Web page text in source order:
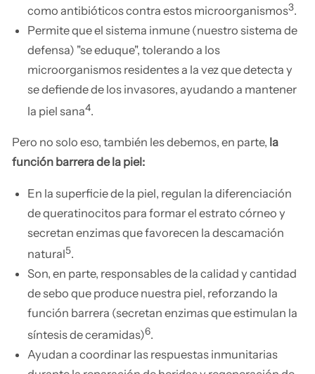
como antibióticos contra estos microorganismos3.
Permite que el sistema inmune (nuestro sistema de
defensa) "se eduque", tolerando a los
microorganismos residentes a la vez que detecta y
se defiende de los invasores, ayudando a mantener
la piel sana4.
Pero no solo eso, también les debemos, en parte, la
función barrera de la piel:
En la superficie de la piel, regulan la diferenciación
de queratinocitos para formar el estrato córneo y
secretan enzimas que favorecen la descamación
natural5.
Son, en parte, responsables de la calidad y cantidad
de sebo que produce nuestra piel, reforzando la
función barrera (secretan enzimas que estimulan la
síntesis de ceramidas)6.
Ayudan a coordinar las respuestas inmunitarias